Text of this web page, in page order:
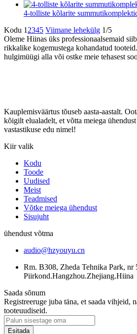
4-tolliste kõlarite
Kodu 1 2345 Viimane lehekülg 1/5
Oleme Hiinas üks professionaalsemaid
rikkalike kogemustega kohandatud
hulgimüügi alla või ostke meie tehasest
Kauplemisväärtus tõuseb aasta-aastalt.
kõigilt elualadelt, et võtta meiega
vastastikuse edu nimel!
Kiir valik
Kodu
Toode
Uudised
Meist
Teadmised
Võtke meiega ühendust
Sisujuht
ühendust võtma
audio@hzyouyu.cn
Rm. B308, Zheda Tehnika Park,
Piirkond.Hangzhou.Zhejiang.Hiina
Saada sõnum
Registreeruge juba täna, et saada vihjeid,
tooteuudiseid.
Esitada